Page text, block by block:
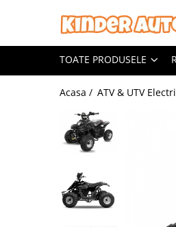
Toate Produsele
Produse in stoc
Masinute electrice
Motociclete electrice
ATV & UTV Electrice
Vehicule electrice adulti
Motociclete Drift-Trike
Masinute electrice Mercedes
TOATE PRODUSELE
Acasa / ATV & UTV